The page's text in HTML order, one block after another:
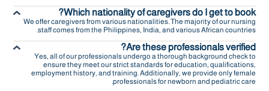
Which nationality of caregivers do I get to book?
We offer caregivers from various nationalities. The majority of our nursing
staff comes from the Philippines, India, and various African countries.
Are these professionals verified?
Yes, all of our professionals undergo a thorough background check to
ensure they meet our strict standards for education, qualifications,
employment history, and training. Additionally, we provide only female
professionals for newborn and pediatric care.